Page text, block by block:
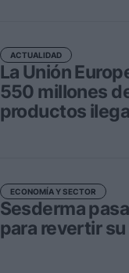
La Unión
550 millones
productos
ACTUALIDAD
Sesderma
para revertir
ECONOMÍA Y SECTOR